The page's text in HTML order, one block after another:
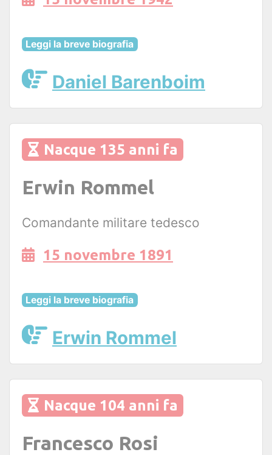
Leggi la breve biografia
Daniel Barenboim
Nacque 135 anni fa
Erwin Rommel
Comandante militare tedesco
15 novembre 1891
Leggi la breve biografia
Erwin Rommel
Nacque 104 anni fa
Francesco Rosi